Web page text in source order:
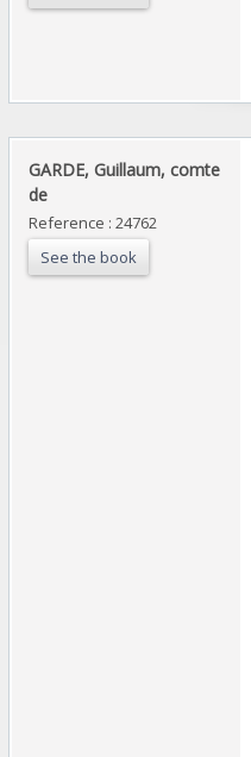
‎GARDE, Guillaum, comte
de‎
Reference : 24762
See the book